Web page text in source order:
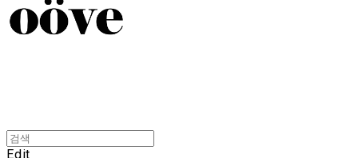
Edit